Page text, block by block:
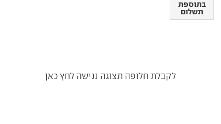
בתוספת
תשלום
לקבלת חלופה תצוגה נגישה לחץ כאן